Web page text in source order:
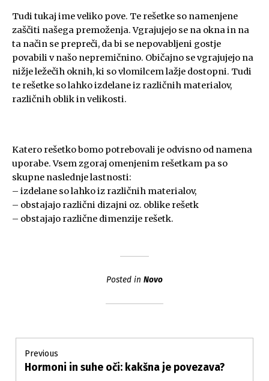
Tudi tukaj ime veliko pove. Te rešetke so namenjene
zaščiti našega premoženja. Vgrajujejo se na okna in na
ta način se prepreči, da bi se nepovabljeni gostje
povabili v našo nepremičnino. Običajno se vgrajujejo na
nižje ležečih oknih, ki so vlomilcem lažje dostopni. Tudi
te rešetke so lahko izdelane iz različnih materialov,
različnih oblik in velikosti.
Katero rešetko bomo potrebovali je odvisno od namena
uporabe. Vsem zgoraj omenjenim rešetkam pa so
skupne naslednje lastnosti:
– izdelane so lahko iz različnih materialov,
– obstajajo različni dizajni oz. oblike rešetk
– obstajajo različne dimenzije rešetk.
Posted in Novo
Post
navigation
Previous
Previous
Hormoni in suhe oči: kakšna je povezava?